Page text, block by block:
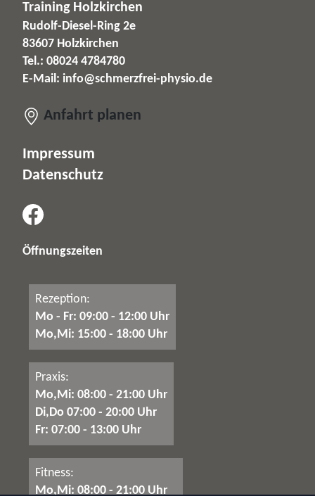
Training Holzkirchen
Rudolf-Diesel-Ring 2e
83607 Holzkirchen
Tel.: 08024 4784780
E-Mail: info@schmerzfrei-physio.de
Anfahrt planen
Impressum
Datenschutz
Öffnungszeiten
Rezeption:
Mo - Fr: 09:00 - 12:00 Uhr
Mo,Mi: 15:00 - 18:00 Uhr
Praxis:
Mo,Mi: 08:00 - 21:00 Uhr
Di,Do 07:00 - 20:00 Uhr
Fr: 07:00 - 13:00 Uhr
Fitness:
Mo,Mi: 08:00 - 21:00 Uhr